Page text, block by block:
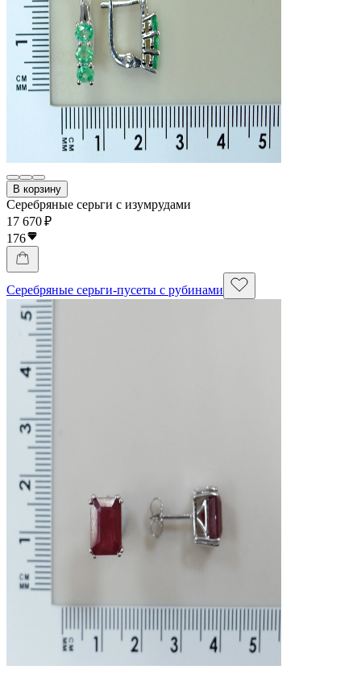
В корзину
Серебряные серьги с изумрудами
17 670 ₽
176
Серебряные серьги-пусеты с рубинами